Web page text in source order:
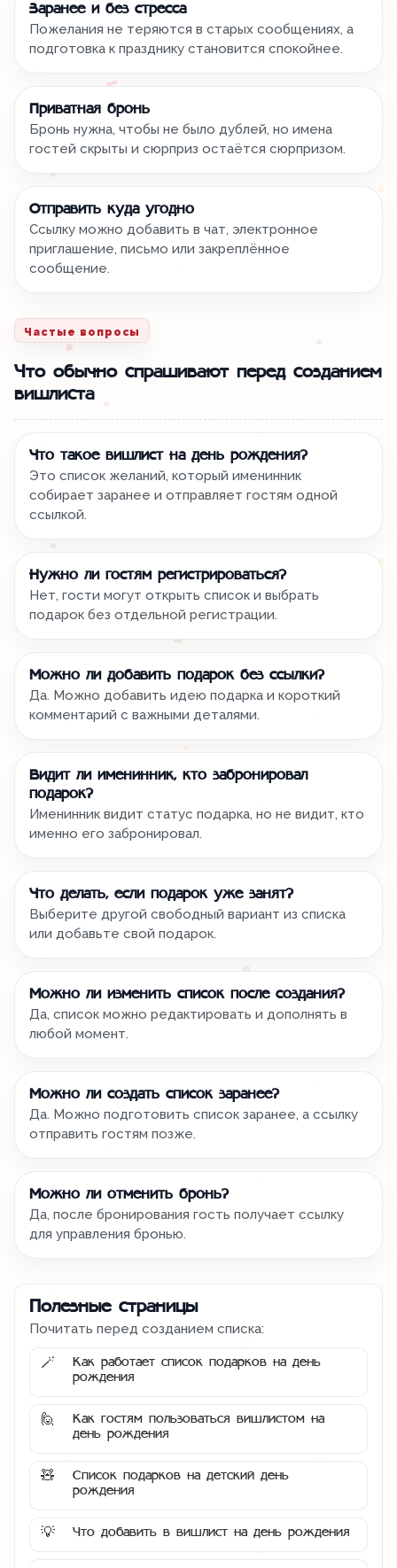
Заранее и без стресса
Пожелания не теряются в старых сообщениях, а
подготовка к празднику становится спокойнее.
Приватная бронь
Бронь нужна, чтобы не было дублей, но имена
гостей скрыты и сюрприз остаётся сюрпризом.
Отправить куда угодно
Ссылку можно добавить в чат, электронное
приглашение, письмо или закреплённое
сообщение.
Частые вопросы
Что обычно спрашивают перед созданием
вишлиста
Что такое вишлист на день рождения?
Это список желаний, который именинник
собирает заранее и отправляет гостям одной
ссылкой.
Нужно ли гостям регистрироваться?
Нет, гости могут открыть список и выбрать
подарок без отдельной регистрации.
Можно ли добавить подарок без ссылки?
Да. Можно добавить идею подарка и короткий
комментарий с важными деталями.
Видит ли именинник, кто забронировал
подарок?
Именинник видит статус подарка, но не видит, кто
именно его забронировал.
Что делать, если подарок уже занят?
Выберите другой свободный вариант из списка
или добавьте свой подарок.
Можно ли изменить список после создания?
Да, список можно редактировать и дополнять в
любой момент.
Можно ли создать список заранее?
Да. Можно подготовить список заранее, а ссылку
отправить гостям позже.
Можно ли отменить бронь?
Да, после бронирования гость получает ссылку
для управления бронью.
Полезные страницы
Почитать перед созданием списка:
🪄
Как работает список подарков на день
рождения
🙋
Как гостям пользоваться вишлистом на
день рождения
🧸
Список подарков на детский день
рождения
💡 Что добавить в вишлист на день рождения